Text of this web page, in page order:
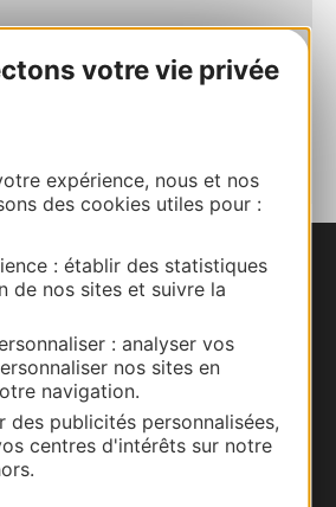
votre vie privée
expérience, nous et nos
des cookies utiles pour :
: établir des statistiques
de nos sites et suivre la
: analyser vos
nos sites en
navigation.
des publicités personnalisées,
centres d'intérêts sur notre